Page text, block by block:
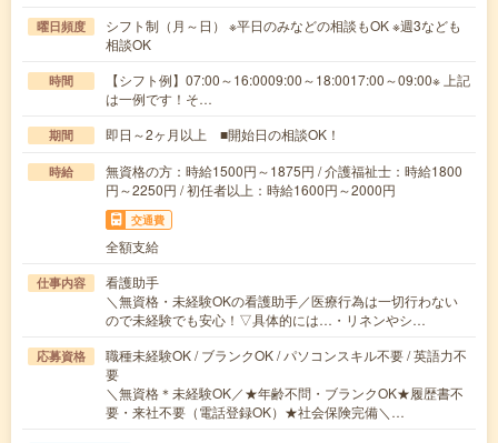
曜日頻度
シフト制（月～日） ※平日のみなどの相談もOK ※週3なども
相談OK
時間
【シフト例】07:00～16:0009:00～18:0017:00～09:00※ 上記
は一例です！そ…
期間 即日～2ヶ月以上 ■開始日の相談OK！
時給
無資格の方：時給1500円～1875円 / 介護福祉士：時給1800
円～2250円 / 初任者以上：時給1600円～2000円
交通費
全額支給
仕事内容
看護助手
＼無資格・未経験OKの看護助手／医療行為は一切行わない
ので未経験でも安心！▽具体的には…・リネンやシ…
応募資格
職種未経験OK / ブランクOK / パソコンスキル不要 / 英語力不
要
＼無資格＊未経験OK／★年齢不問・ブランクOK★履歴書不
要・来社不要（電話登録OK）★社会保険完備＼…